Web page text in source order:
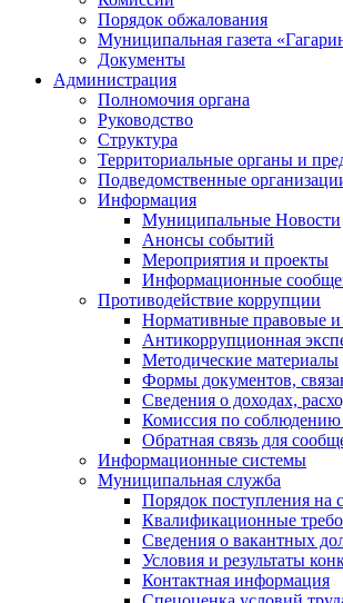
Порядок обжалования
Муниципальная газета
Документы
Администрация
Полномочия органа
Руководство
Структура
Территориальные органы и
Подведомственные
Информация
Муниципальные Новости
Анонсы событий
Мероприятия и проекты
Информационные
Противодействие коррупции
Нормативные правовые и
Антикоррупционная
Методические материалы
Формы документов,
Сведения о доходах,
Комиссия по соблюдению
Обратная связь для
Информационные системы
Муниципальная служба
Порядок поступления на
Квалификационные
Сведения о вакантных
Условия и результаты
Контактная информация